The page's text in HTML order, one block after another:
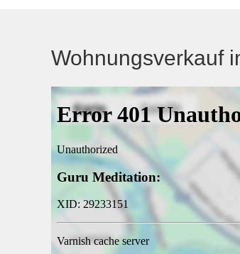
Wohnungsverkauf